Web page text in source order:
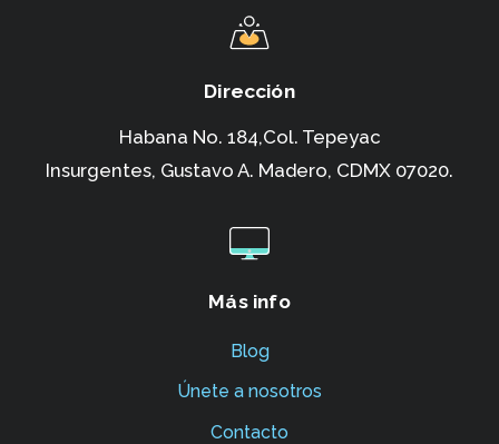
Dirección
Habana No. 184,Col. Tepeyac
Insurgentes, Gustavo A. Madero, CDMX 07020.
Más info
Blog
Únete a nosotros
Contacto